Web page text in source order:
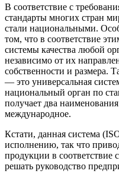
В соответствие с
стандарты многих стран
стали национальными.
том, что в соответствие
системы качества любой
независимо от их
собственности и размера.
— это универсальная
национальный орган по
получает два
международное.
Кстати, данная система
исполнению, так что
продукции в соответствие
решать руководство